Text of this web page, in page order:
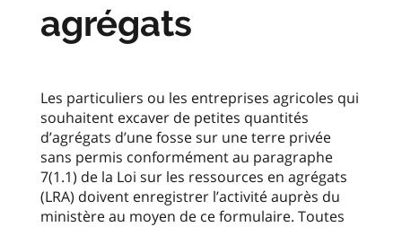
agrégats
Les particuliers ou les entreprises agricoles qui
souhaitent excaver de petites quantités
d’agrégats d’une fosse sur une terre privée
sans permis conformément au paragraphe
7(1.1) de la Loi sur les ressources en agrégats
(LRA) doivent enregistrer l’activité auprès du
ministère au moyen de ce formulaire. Toutes